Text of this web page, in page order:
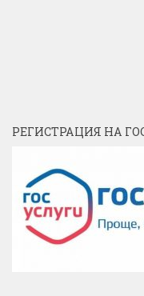
РЕГИСТРАЦИЯ НА